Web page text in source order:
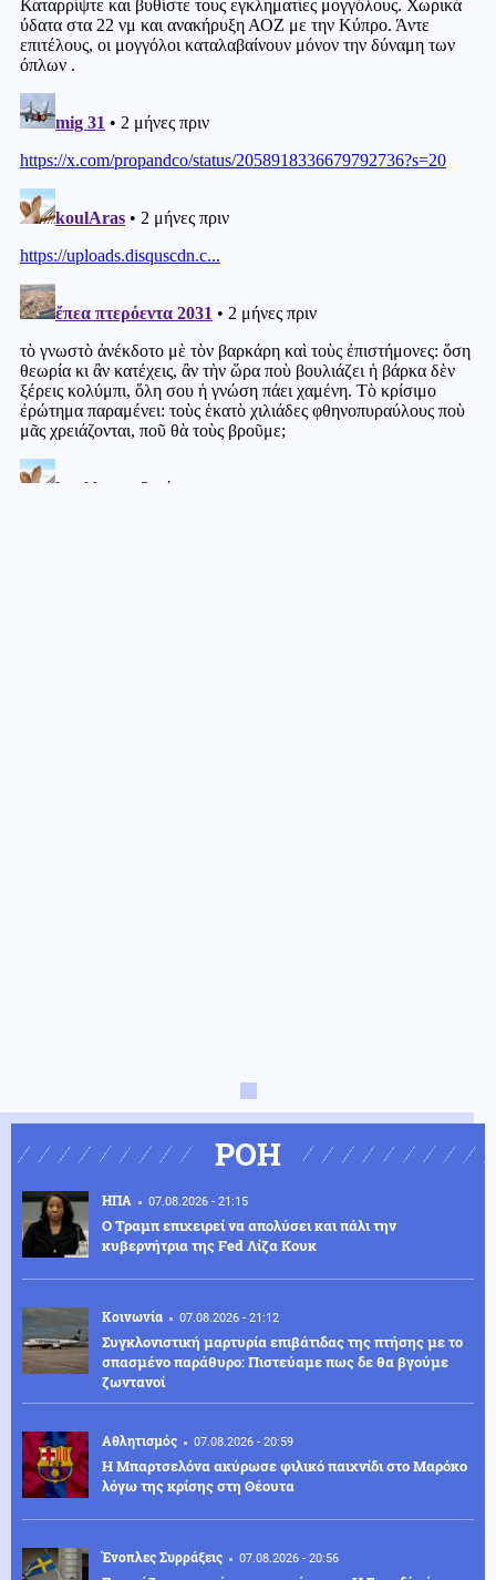
ΡΟΗ
ΗΠΑ 07.08.2026 - 21:15
Ο Τραμπ επιχειρεί να απολύσει και πάλι την
κυβερνήτρια της Fed Λίζα Κουκ
Κοινωνία 07.08.2026 - 21:12
Συγκλονιστική μαρτυρία επιβάτιδας της πτήσης με το
σπασμένο παράθυρο: Πιστεύαμε πως δε θα βγούμε
ζωντανοί
Αθλητισμός 07.08.2026 - 20:59
Η Μπαρτσελόνα ακύρωσε φιλικό παιχνίδι στο Μαρόκο
λόγω της κρίσης στη Θέουτα
Ένοπλες Συρράξεις 07.08.2026 - 20:56